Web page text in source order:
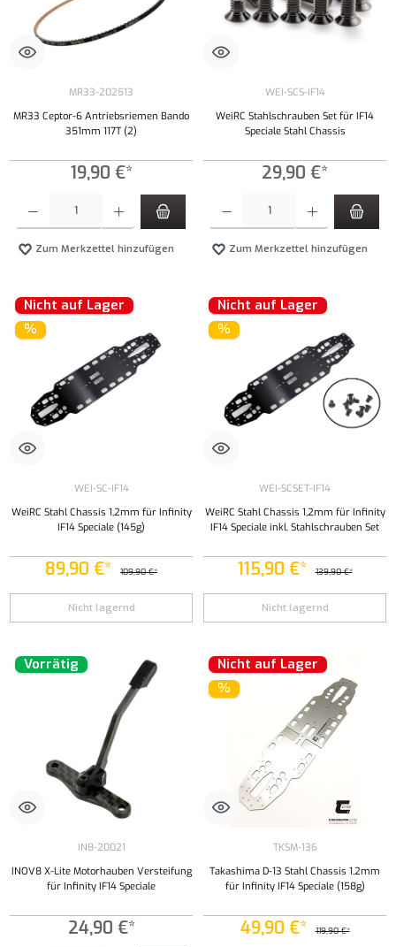
MR33-202513
MR33 Ceptor-6 Antriebsriemen Bando
351mm 117T (2)
19,90 €*
Zum Merkzettel hinzufügen
WEI-SCS-IF14
WeiRC Stahlschrauben Set für IF14
Speciale Stahl Chassis
29,90 €*
Zum Merkzettel hinzufügen
Nicht auf Lager
%
WEI-SC-IF14
WeiRC Stahl Chassis 1,2mm für Infinity
IF14 Speciale (145g)
89,90 €* 109,90 €*
Nicht lagernd
Nicht auf Lager
%
WEI-SCSET-IF14
WeiRC Stahl Chassis 1,2mm für Infinity
IF14 Speciale inkl. Stahlschrauben Set
115,90 €* 139,90 €*
Nicht lagernd
Vorrätig
IN8-20021
INOV8 X-Lite Motorhauben Versteifung
für Infinity IF14 Speciale
24,90 €*
Nicht auf Lager
%
TKSM-136
Takashima D-13 Stahl Chassis 1,2mm
für Infinity IF14 Speciale (158g)
49,90 €* 119,90 €*